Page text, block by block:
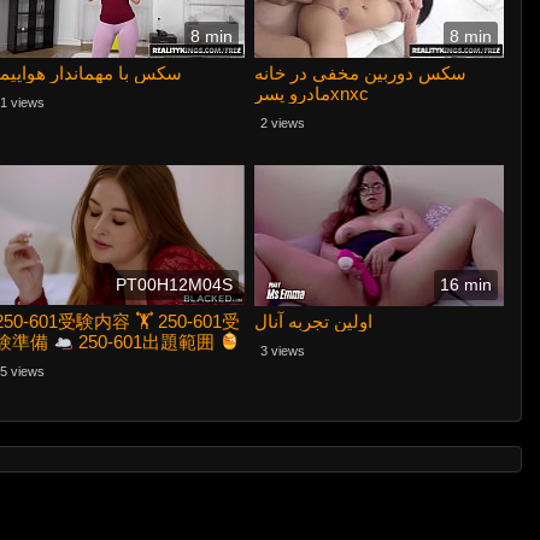
8 min
سکس با مهماندار
1 views
8 min
سکس دوربین مخفی در خانه
مادرو پسرxnxc
2 views
PT00H12M04S
601受験内容 🏋 250-601受
準備
250-601出題範囲
www.goshiken.com 🠰サイ
にて最新➥ 250-601 🡄問題
囲
5 views
16 min
اولین تجربه آنال
3 views